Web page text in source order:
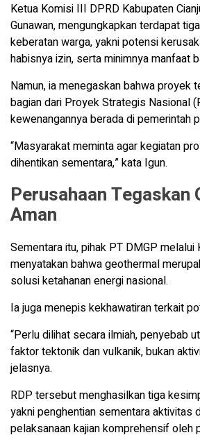
Ketua Komisi III DPRD Kabupaten
Gunawan, mengungkapkan terdapat
keberatan warga, yakni potensi
habisnya izin, serta minimnya manfaat
Namun, ia menegaskan bahwa proyek
bagian dari Proyek Strategis Nasional
kewenangannya berada di pemerintah
“Masyarakat meminta agar kegiatan
dihentikan sementara,” kata Igun.
Perusahaan Tegaskan
Aman
Sementara itu, pihak PT DMGP melalui
menyatakan bahwa geothermal
solusi ketahanan energi nasional.
Ia juga menepis kekhawatiran terkait
“Perlu dilihat secara ilmiah, penyebab
faktor tektonik dan vulkanik, bukan
jelasnya.
RDP tersebut menghasilkan tiga
yakni penghentian sementara aktivitas
pelaksanaan kajian komprehensif oleh